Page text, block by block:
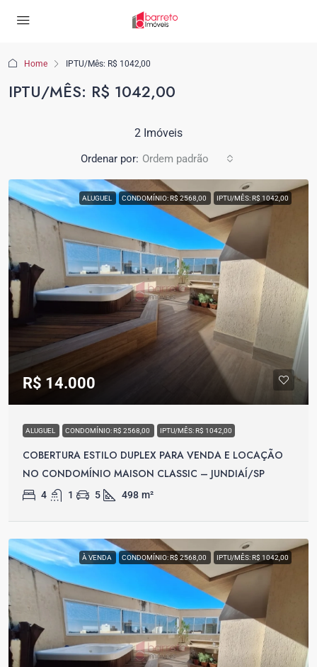
Home IPTU/Mês: R$ 1042,00
IPTU/MÊS: R$ 1042,00
2 Imóveis
Ordenar por: Ordem padrão
ALUGUEL CONDOMÍNIO: R$ 2568,00 IPTU/MÊS: R$ 1042,00
R$ 14.000
ALUGUEL CONDOMÍNIO: R$ 2568,00 IPTU/MÊS: R$ 1042,00
COBERTURA ESTILO DUPLEX PARA VENDA E LOCAÇÃO
NO CONDOMÍNIO MAISON CLASSIC – JUNDIAÍ/SP
4 1 5 498 m²
À VENDA CONDOMÍNIO: R$ 2568,00 IPTU/MÊS: R$ 1042,00